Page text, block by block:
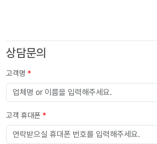
상담문의
고객명 *
고객 휴대폰 *